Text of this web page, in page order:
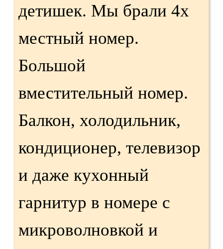
детишек. Мы брали 4х
местный номер.
Большой
вместительный номер.
Балкон, холодильник,
кондиционер, телевизор
и даже кухонный
гарнитур в номере с
микроволновкой и